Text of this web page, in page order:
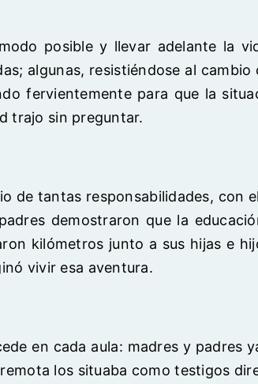
posible y llevar adelante la
algunas, resistiéndose al cambio
fervientemente para que la
trajo sin preguntar.
de tantas responsabilidades, con
demostraron que la
kilómetros junto a sus hijas e
vivir esa aventura.
en cada aula: madres y padres
los situaba como testigos